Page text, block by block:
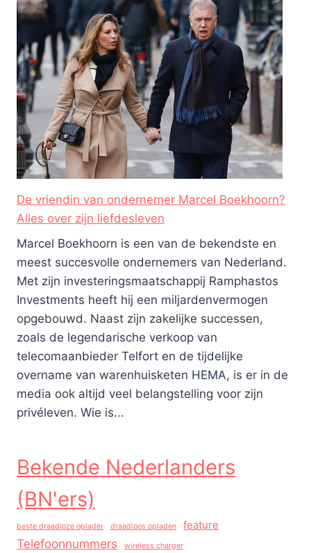
De vriendin van ondernemer Marcel Boekhoorn?
Alles over zijn liefdesleven
Marcel Boekhoorn is een van de bekendste en
meest succesvolle ondernemers van Nederland.
Met zijn investeringsmaatschappij Ramphastos
Investments heeft hij een miljardenvermogen
opgebouwd. Naast zijn zakelijke successen,
zoals de legendarische verkoop van
telecomaanbieder Telfort en de tijdelijke
overname van warenhuisketen HEMA, is er in de
media ook altijd veel belangstelling voor zijn
privéleven. Wie is...
Bekende Nederlanders
(BN'ers)
beste draadloze oplader draadloos opladen feature
Telefoonnummers wireless charger